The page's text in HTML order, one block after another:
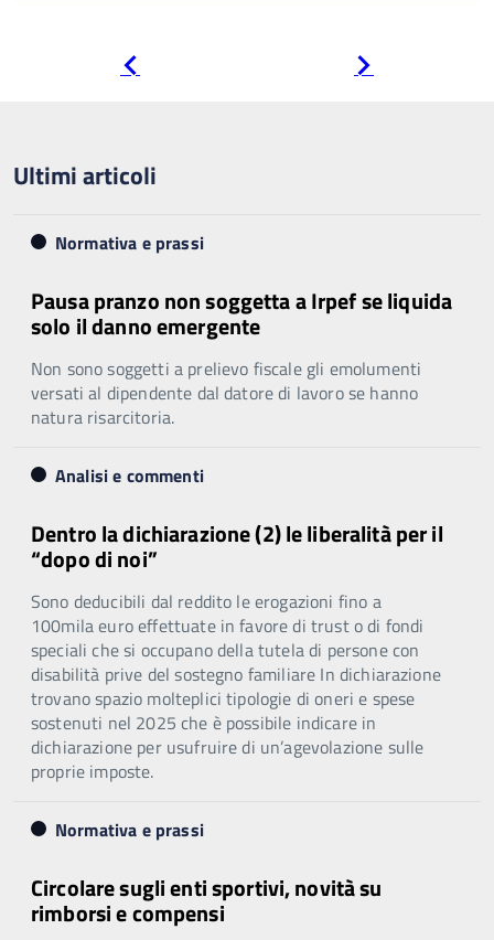
Ultimi articoli
Normativa e prassi
Pausa pranzo non soggetta a Irpef se liquida
solo il danno emergente
Non sono soggetti a prelievo fiscale gli emolumenti
versati al dipendente dal datore di lavoro se hanno
natura risarcitoria.
Analisi e commenti
Dentro la dichiarazione (2) le liberalità per il
“dopo di noi”
Sono deducibili dal reddito le erogazioni fino a
100mila euro effettuate in favore di trust o di fondi
speciali che si occupano della tutela di persone con
disabilità prive del sostegno familiare In dichiarazione
trovano spazio molteplici tipologie di oneri e spese
sostenuti nel 2025 che è possibile indicare in
dichiarazione per usufruire di un’agevolazione sulle
proprie imposte.
Normativa e prassi
Circolare sugli enti sportivi, novità su
rimborsi e compensi